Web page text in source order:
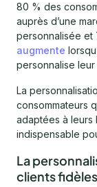
80 % des
auprès d’une
personnalisée et
augmente
personnalise
La
consommateurs
adaptées à leurs
indispensable
La
clients fidèles